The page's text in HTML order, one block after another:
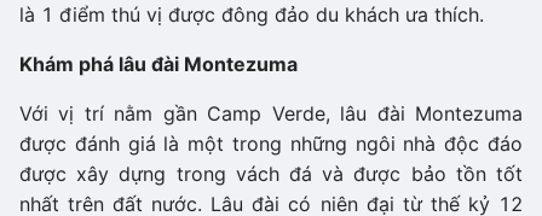
là 1 điểm thú vị được đông đảo du khách ưa thích.
Khám phá lâu đài Montezuma
Với vị trí nằm gần Camp Verde, lâu đài Montezuma
được đánh giá là một trong những ngôi nhà độc đáo
được xây dựng trong vách đá và được bảo tồn tốt
nhất trên đất nước. Lâu đài có niên đại từ thế kỷ 12